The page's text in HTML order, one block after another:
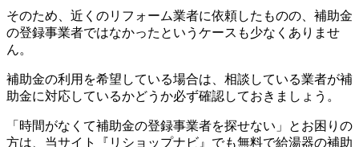
そのため、近くのリフォーム業者に依頼したものの、補助金
の登録事業者ではなかったというケースも少なくありませ
ん。
補助金の利用を希望している場合は、相談している業者が補
助金に対応しているかどうか必ず確認しておきましょう。
「時間がなくて補助金の登録事業者を探せない」とお困りの
方は、当サイト『リショップナビ』でも無料で給湯器の補助